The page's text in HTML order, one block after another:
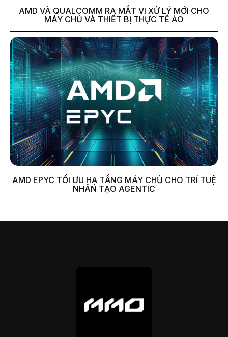
AMD VÀ QUALCOMM RA MẮT VI XỬ LÝ MỚI CHO
MÁY CHỦ VÀ THIẾT BỊ THỰC TẾ ẢO
AMD EPYC TỐI ƯU HẠ TẦNG MÁY CHỦ CHO TRÍ TUỆ
NHÂN TẠO AGENTIC